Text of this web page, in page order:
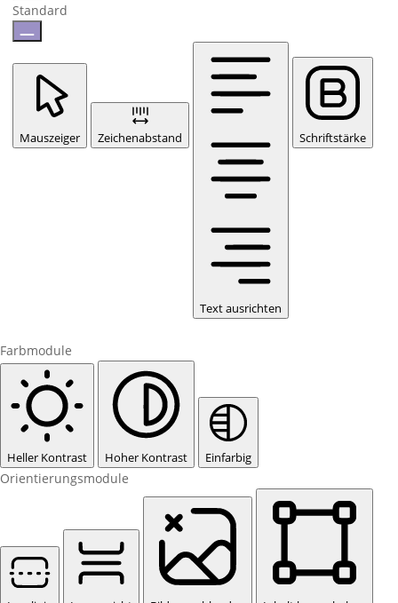
Standard
Mauszeiger Zeichenabstand
Text ausrichten
Schriftstärke
Farbmodule
Heller Kontrast Hoher Kontrast Einfarbig
Orientierungsmodule